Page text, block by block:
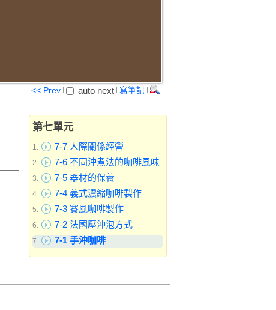
<< Prev auto next 寫筆記
第七單元
1. 7-7 人際關係經營
2. 7-6 不同沖煮法的咖啡風味
3. 7-5 器材的保養
4. 7-4 義式濃縮咖啡製作
5. 7-3 賽風咖啡製作
6. 7-2 法國壓沖泡方式
7. 7-1 手沖咖啡